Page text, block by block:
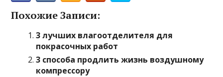
Похожие Записи:
3 лучших влагоотделителя для
покрасочных работ
3 способа продлить жизнь воздушному
компрессору